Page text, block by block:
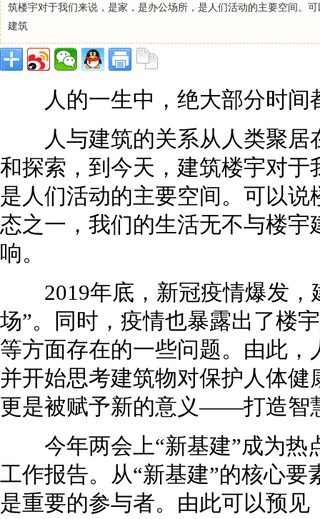
筑楼宇对于我们来说，是家，是办公场所，是人们活动的主要空间。
建筑
人的一生中，绝大部分时间
人与建筑的关系从人类聚居
和探索，到今天，建筑楼宇对
是人们活动的主要空间。可以
态之一，我们的生活无不与楼
响。
2019年底，新冠疫情爆发，
场”。同时，疫情也暴露出了楼
等方面存在的一些问题。由此
并开始思考建筑物对保护人体
更是被赋予新的意义——打造智
今年两会上“新基建”成为热
工作报告。从“新基建”的核心
是重要的参与者。由此可以预见